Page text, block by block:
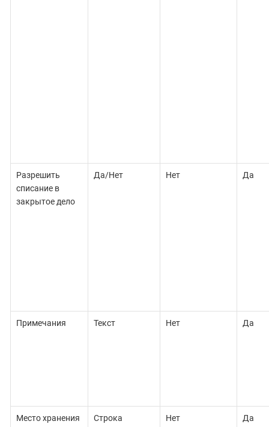
Разрешить
списание в
закрытое дело
Да/Нет Нет Да
Примечания Текст Нет Да
Место хранения
Строка
Нет Да